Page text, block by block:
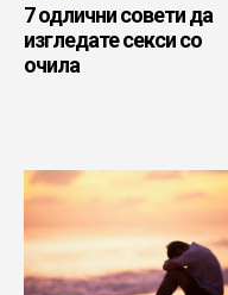
7 одлични совети да
изгледате секси со
очила